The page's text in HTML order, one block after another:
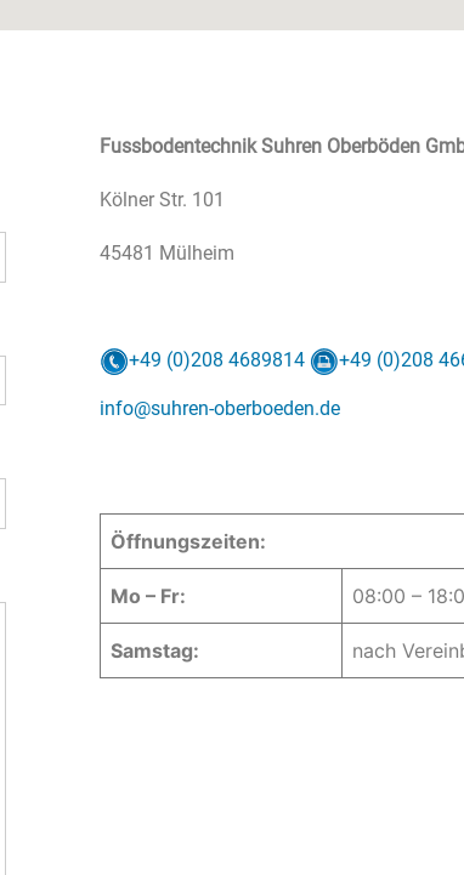
Fussbodentechnik Suhren Oberböden
Kölner Str. 101
45481 Mülheim
+49 (0)208 4689814 +49 (0)208
info@suhren-oberboeden.de
Öffnungszeiten:
Mo – Fr: 08:00 –
Samstag: nach